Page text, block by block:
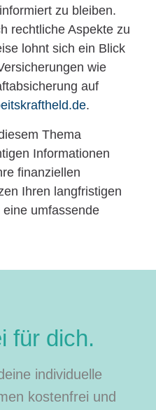
zu bleiben.
rechtliche Aspekte zu
lohnt sich ein Blick
wie
auf
.
Thema
Informationen
finanziellen
Ihren langfristigen
umfassende
für dich.
individuelle
kostenfrei und